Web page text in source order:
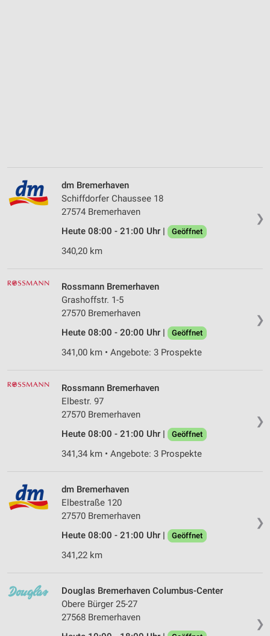
❯
dm Bremerhaven
Schiffdorfer Chaussee 18
27574 Bremerhaven
Heute 08:00 - 21:00 Uhr |
Geöffnet
340,20 km
❯
Rossmann Bremerhaven
Grashoffstr. 1-5
27570 Bremerhaven
Heute 08:00 - 20:00 Uhr |
Geöffnet
341,00 km • Angebote: 3 Prospekte
❯
Rossmann Bremerhaven
Elbestr. 97
27570 Bremerhaven
Heute 08:00 - 21:00 Uhr |
Geöffnet
341,34 km • Angebote: 3 Prospekte
❯
dm Bremerhaven
Elbestraße 120
27570 Bremerhaven
Heute 08:00 - 21:00 Uhr |
Geöffnet
341,22 km
❯
Douglas Bremerhaven Columbus-Center
Obere Bürger 25-27
27568 Bremerhaven